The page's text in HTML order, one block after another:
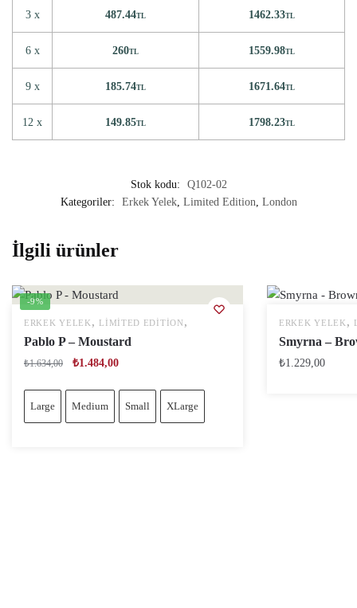
3 x
6 x
9 x
12 x
487.44TL
260TL
185.74TL
149.85TL
1462.33TL
1559.98TL
1671.64TL
1798.23TL
Stok kodu:
Q102-02
Kategoriler:
Erkek Yelek, Limited Edition London
İlgili ürünler
-9%
ERKEK YELEK , LIMITED EDITION ,
Pablo P – Moustard
₺1.634,00 ₺1.484,00
Large Medium Small XLarge
ERKEK YELEK ,
Smyrna –
₺1.229,00